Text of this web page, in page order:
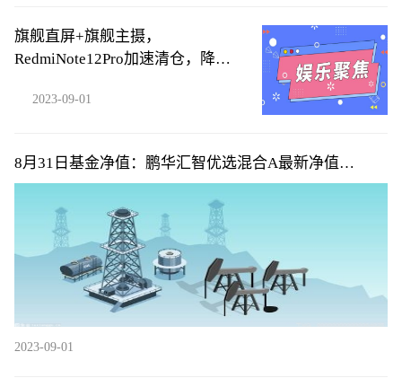
旗舰直屏+旗舰主摄，
RedmiNote12Pro加速清仓，降到
2023-09-01
8月31日基金净值：鹏华汇智优选混合A最新净值
0.6576，跌0.27%
2023-09-01